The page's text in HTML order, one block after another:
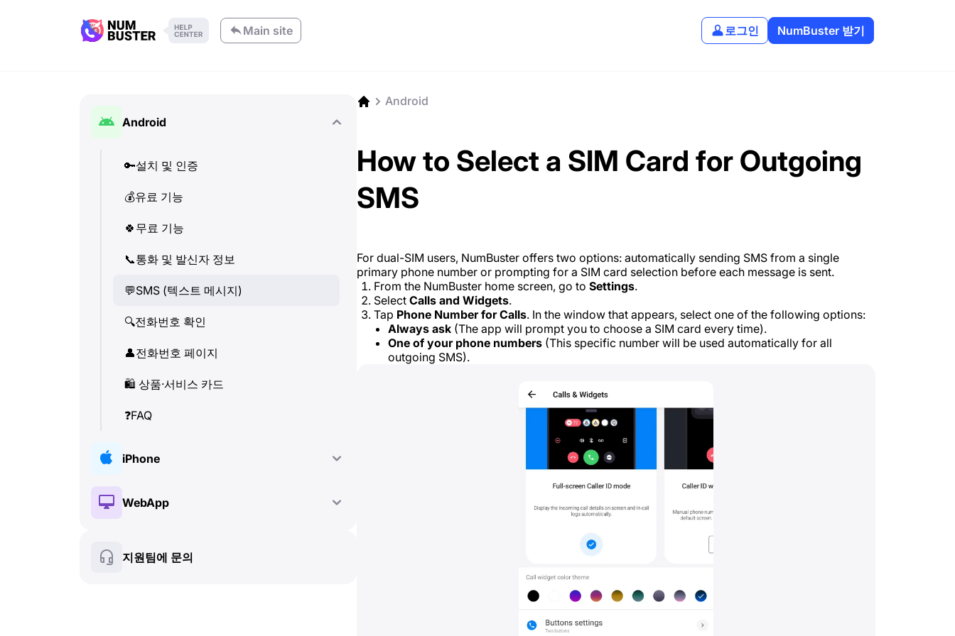
Main site 로그인 NumBuster 받기
Android
🔑설치 및 인증
💰유료 기능
🍀 무료 기능
📞통화 및 발신자 정보
💬SMS (텍스트 메시지)
🔍전화번호 확인
👤전화번호 페이지
🛍 ️ 상품·서비스 카드
❓FAQ
iPhone
🔑 설치 및 인증
🍀무료 기능
WebApp
지원팀에 문의
Android
How to Select a SIM Card for Outgoing
SMS
For dual-SIM users, NumBuster offers two options: automatically sending SMS from a single
primary phone number or prompting for a SIM card selection before each message is sent.
From the NumBuster home screen, go to Settings.
Select Calls and Widgets.
Tap Phone Number for Calls. In the window that appears, select one of the following options:
Always ask (The app will prompt you to choose a SIM card every time).
One of your phone numbers (This specific number will be used automatically for all
outgoing SMS).